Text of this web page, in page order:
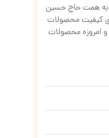
شهرستان ساوه به همت حاج حسین
کیفیت محصولات
و امروزه محصولات